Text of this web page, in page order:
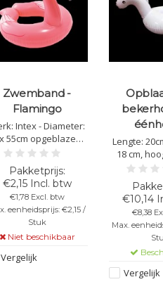
Zwemband -
Flamingo
Intex - Diameter:
55cm opgeblazen -
op te blazen -
Materiaal: PVC
€2,15 Incl. btw
€1,78 Excl. btw
eenheidsprijs: €2,15 /
Stuk
Niet beschikbaar
Vergelijk
Lengte:
18 cm,
beste
€10,14
€8,38
Max.
Vergelijk